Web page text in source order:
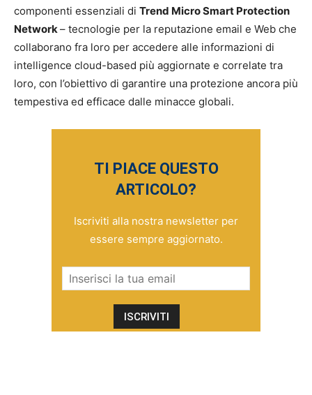
componenti essenziali di Trend Micro Smart Protection
Network– tecnologie per la reputazione email e Web che
collaborano fra loro per accedere alle informazioni di
intelligence cloud-based più aggiornate e correlate tra
loro, con l’obiettivo di garantire una protezione ancora più
tempestiva ed efficace dalle minacce globali.
TI PIACE QUESTO
ARTICOLO?
Iscriviti alla nostra newsletter per
essere sempre aggiornato.